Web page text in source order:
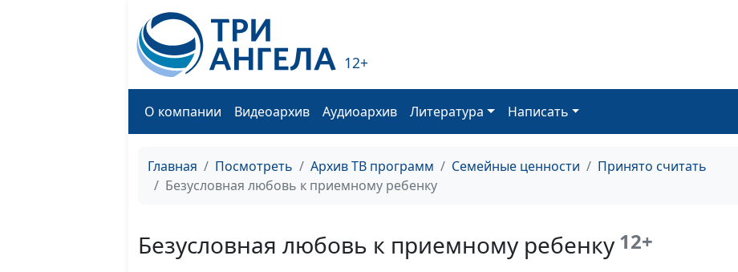
12+
О компании Видеоархив Аудиоархив Литература Написать
Главная Посмотреть Архив ТВ программ Семейные ценности
Принято считать
Безусловная любовь к приемному ребенку
Безусловная любовь к приемному ребенку 12+
приемными детьми